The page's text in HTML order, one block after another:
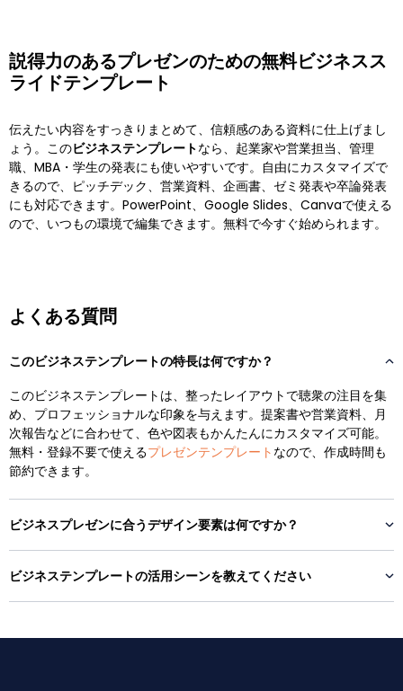
説得力のあるプレゼンのための無料ビジネスス
ライドテンプレート
伝えたい内容をすっきりまとめて、信頼感のある資料に仕上げまし
ょう。このビジネステンプレートなら、起業家や営業担当、管理
職、MBA・学生の発表にも使いやすいです。自由にカスタマイズで
きるので、ピッチデック、営業資料、企画書、ゼミ発表や卒論発表
にも対応できます。PowerPoint、Google Slides、Canvaで使える
ので、いつもの環境で編集できます。無料で今すぐ始められます。
よくある質問
このビジネステンプレートの特長は何ですか？
このビジネステンプレートは、整ったレイアウトで聴衆の注目を集
め、プロフェッショナルな印象を与えます。提案書や営業資料、月
次報告などに合わせて、色や図表もかんたんにカスタマイズ可能。
無料・登録不要で使えるプレゼンテンプレート なので、作成時間も
節約できます。
ビジネスプレゼンに合うデザイン要素は何ですか？
ビジネステンプレートの活用シーンを教えてください